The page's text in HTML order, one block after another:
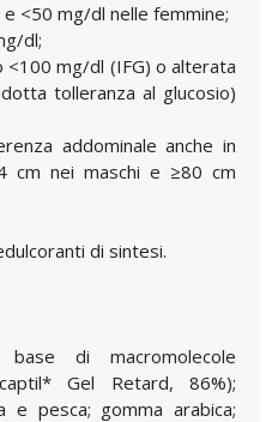
<50 mg/dl nelle femmine;
dl;
<100 mg/dl (IFG) o alterata
tolleranza al glucosio)
addominale anche in
cm nei maschi e ≥80 cm
di sintesi.
di macromolecole
Gel Retard, 86%);
e pesca; gomma arabica;